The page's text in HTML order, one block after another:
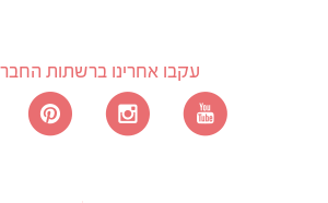
עקבו אחרינו ברשתות